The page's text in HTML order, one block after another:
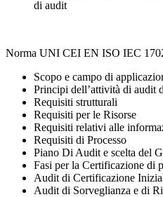
di audit
Norma UNI CEI EN ISO IEC
Scopo e campo di
Principi dell’attività di audit
Requisiti strutturali
Requisiti per le Risorse
Requisiti relativi alle
Requisiti di Processo
Piano Di Audit e scelta del
Fasi per la Certificazione di
Audit di Certificazione
Audit di Sorveglianza e di